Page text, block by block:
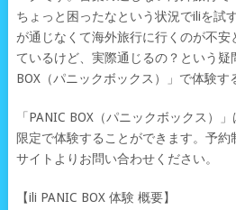
ちょっと困ったなという状況でiliを試
が通じなくて海外旅行に行くのが不安
ているけど、実際通じるの？という疑
BOX（パニックボックス）」で体験す
「PANIC BOX（パニックボックス）
限定で体験することができます。予
サイトよりお問い合わせください。
【ili PANIC BOX 体験 概要】